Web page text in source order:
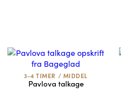
3-4 TIMER / MIDDEL
Pavlova talkage